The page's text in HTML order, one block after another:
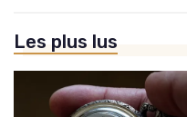
Les plus lus